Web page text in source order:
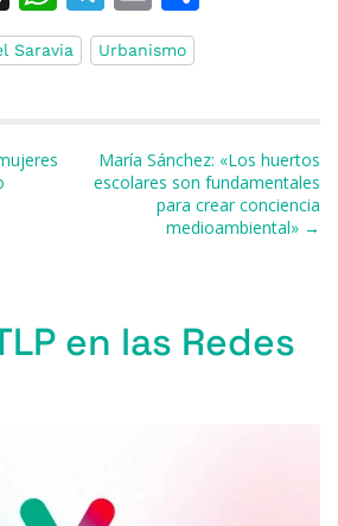
h
re
d
s
h
at
el
e
a
m
m
ai
ar
ti
r
Saravia Urbanismo
María Sánchez: «Los huertos
escolares son fundamentales
para crear conciencia
medioambiental» →
en las Redes